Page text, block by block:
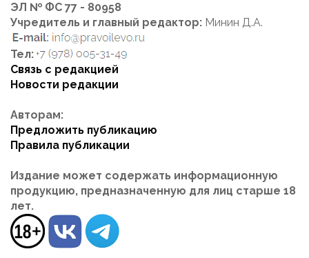
ЭЛ № ФС 77 - 80958
Учредитель и главный редактор: Минин Д.А.
Тел:
Связь с редакцией
Новости редакции
Авторам:
Предложить публикацию
Правила публикации
Издание может содержать информационную
продукцию, предназначенную для лиц старше 18
лет.